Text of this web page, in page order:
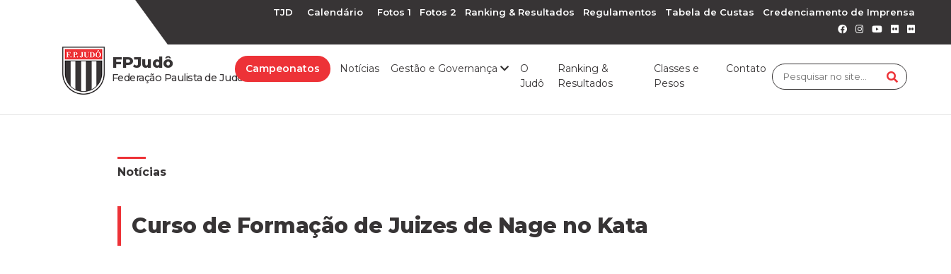
TJD Calendário Fotos 1 Fotos 2 Ranking & Resultados Regulamentos Tabela de Custas Credenciamento de Imprensa
FPJudô
Federação Paulista de Judô
Campeonatos Notícias Gestão e Governança
O
Judô
Ranking &
Resultados
Classes e
Pesos
Contato
Notícias
Curso de Formação de Juizes de Nage no Kata